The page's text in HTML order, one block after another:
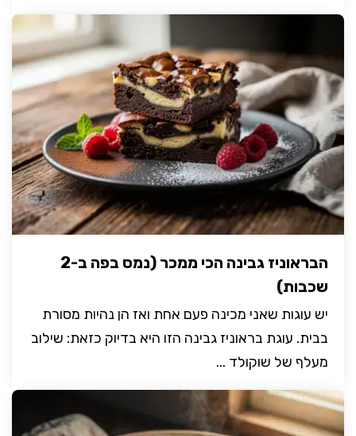
הבראוניז גבינה הכי ממכר (נמס בפה ב-2
שכבות)
יש עוגות שאני מכינה פעם אחת ואז הן נהיות מסורת
בבית. עוגת בראוניז גבינה הזו היא בדיוק כזאת: שילוב
מעלף של שוקולד ...